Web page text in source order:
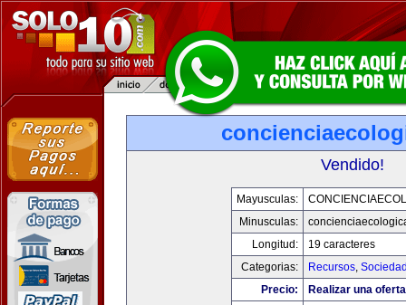
Vendido!
Mayusculas:
Minusculas:
Longitud:
19 caracteres
Categorias:
Recursos,
Precio:
Realizar una